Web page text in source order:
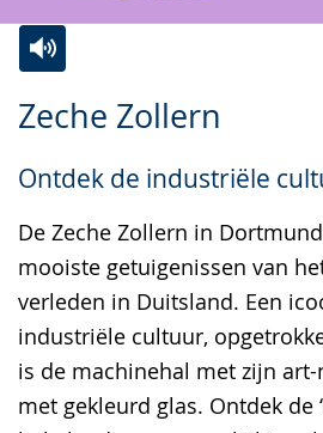
Zeche Zollern
Ontdek de industriële
De Zeche Zollern in
mooiste getuigenissen van
verleden in Duitsland. Een
industriële cultuur,
is de machinehal met zijn
met gekleurd glas. Ontdek de
Leichten
wechseln.
Audio-
Video
Deutscher
Gebärdensprache
wird
angezeigt.